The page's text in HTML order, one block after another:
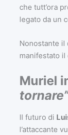
che tutt’ora
legato da un
Nonostante il
manifestato
Muriel
Il futuro di
l’attaccante